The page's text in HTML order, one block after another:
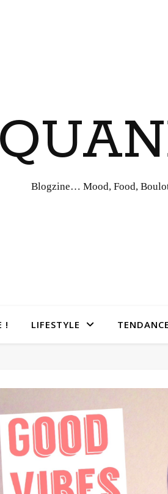
Blogzine… Mood, Food,
! LIFESTYLE